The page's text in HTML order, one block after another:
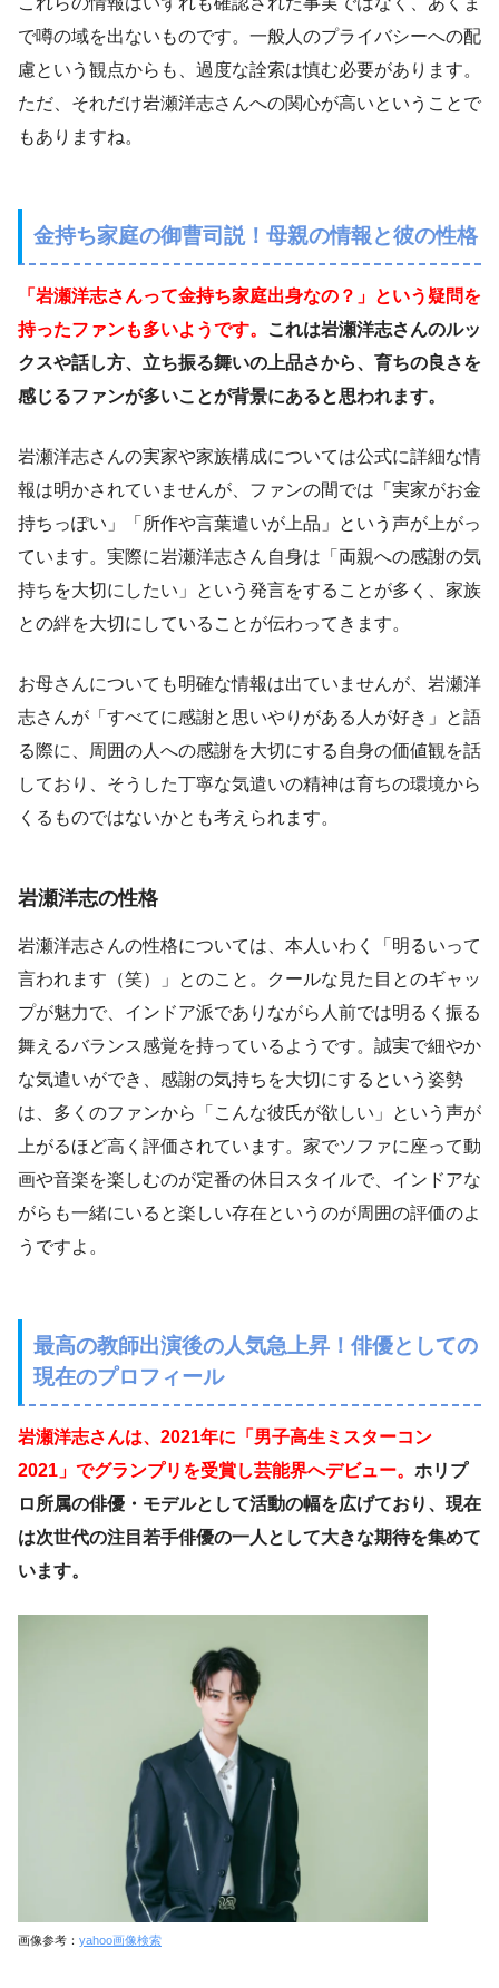
で噂の域を出ないものです。一般人のプライバシーへの配
慮という観点からも、過度な詮索は慎む必要があります。
ただ、それだけ岩瀬洋志さんへの関心が高いということで
もありますね。
金持ち家庭の御曹司説！母親の情報と彼の性格
「岩瀬洋志さんって金持ち家庭出身なの？」という疑問を
持ったファンも多いようです。
これは岩瀬洋志さんのルッ
クスや話し方、立ち振る舞いの上品さから、育ちの良さを
感じるファンが多いことが背景にあると思われます。
岩瀬洋志さんの実家や家族構成については公式に詳細な情
報は明かされていませんが、ファンの間では「実家がお金
持ちっぽい」「所作や言葉遣いが上品」という声が上がっ
ています。実際に岩瀬洋志さん自身は「両親への感謝の気
持ちを大切にしたい」という発言をすることが多く、家族
との絆を大切にしていることが伝わってきます。
お母さんについても明確な情報は出ていませんが、岩瀬洋
志さんが「すべてに感謝と思いやりがある人が好き」と語
る際に、周囲の人への感謝を大切にする自身の価値観を話
しており、そうした丁寧な気遣いの精神は育ちの環境から
くるものではないかとも考えられます。
岩瀬洋志の性格
岩瀬洋志さんの性格については、本人いわく「明るいって
言われます（笑）」とのこと。クールな見た目とのギャッ
プが魅力で、インドア派でありながら人前では明るく振る
舞えるバランス感覚を持っているようです。誠実で細やか
な気遣いができ、感謝の気持ちを大切にするという姿勢
は、多くのファンから「こんな彼氏が欲しい」という声が
上がるほど高く評価されています。家でソファに座って動
画や音楽を楽しむのが定番の休日スタイルで、インドアな
がらも一緒にいると楽しい存在というのが周囲の評価のよ
うですよ。
最高の教師出演後の人気急上昇！俳優としての
現在のプロフィール
岩瀬洋志さんは、2021年に「男子高生ミスターコン
2021」でグランプリを受賞し芸能界へデビュー。 ホリプ
ロ所属の俳優・モデルとして活動の幅を広げており、現在
は次世代の注目若手俳優の一人として大きな期待を集めて
います。
画像参考： yahoo画像検索